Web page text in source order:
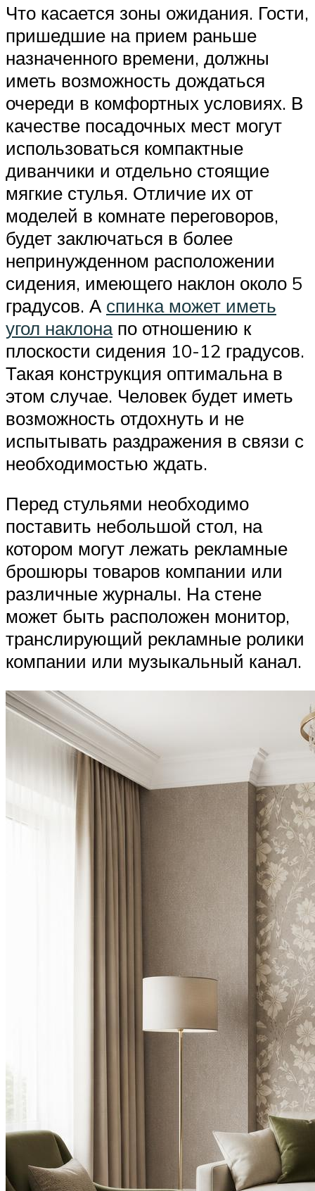
Что касается зоны ожидания. Гости,
пришедшие на прием раньше
назначенного времени, должны
иметь возможность дождаться
очереди в комфортных условиях. В
качестве посадочных мест могут
использоваться компактные
диванчики и отдельно стоящие
мягкие стулья. Отличие их от
моделей в комнате переговоров,
будет заключаться в более
непринужденном расположении
сидения, имеющего наклон около 5
градусов. А спинка может иметь
угол наклонапо отношению к
плоскости сидения 10-12 градусов.
Такая конструкция оптимальна в
этом случае. Человек будет иметь
возможность отдохнуть и не
испытывать раздражения в связи с
необходимостью ждать.
Перед стульями необходимо
поставить небольшой стол, на
котором могут лежать рекламные
брошюры товаров компании или
различные журналы. На стене
может быть расположен монитор,
транслирующий рекламные ролики
компании или музыкальный канал.